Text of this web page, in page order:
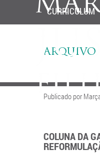
CURRICULUM
ARQUIVO
Publicado por
COLUNA DA